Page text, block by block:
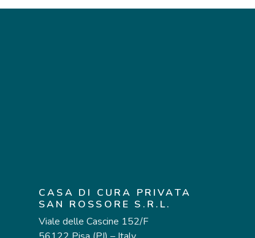
CASA DI CURA PRIVATA
SAN ROSSORE S.R.L.
Viale delle Cascine 152/F